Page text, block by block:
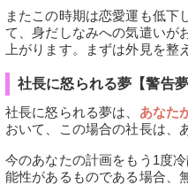
またこの時期は恋愛運も低下
て、身だしなみへの気遣いが
上がります。まずは外見を整
社長に怒られる夢【警告夢
社長に怒られる夢は、 あなた
おいて、この場合の社長は、
今のあなたの計画をもう1度
能性があるものである場合、